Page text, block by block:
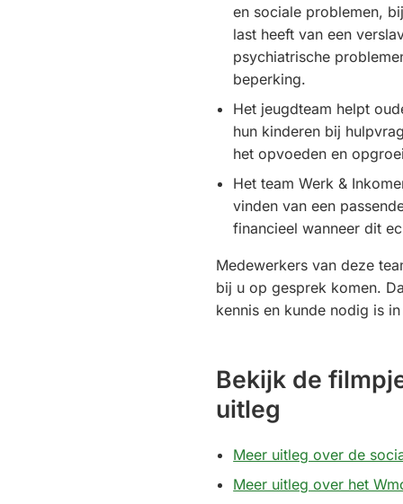
en sociale problemen,
last heeft van een
psychiatrische
beperking.
Het jeugdteam helpt
hun kinderen bij
het opvoeden en
Het team Werk &
vinden van een
financieel wanneer dit
Medewerkers van deze
bij u op gesprek komen.
kennis en kunde nodig is
Bekijk de
uitleg
Meer uitleg over de
Meer uitleg over het